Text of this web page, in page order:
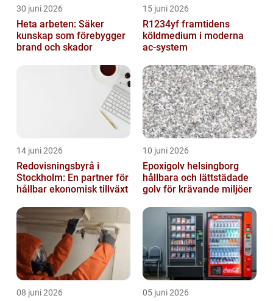
30 juni 2026
Heta arbeten: Säker
kunskap som förebygger
brand och skador
15 juni 2026
R1234yf framtidens
köldmedium i moderna
ac-system
14 juni 2026
Redovisningsbyrå i
Stockholm: En partner för
hållbar ekonomisk tillväxt
10 juni 2026
Epoxigolv helsingborg
hållbara och lättstädade
golv för krävande miljöer
08 juni 2026 05 juni 2026